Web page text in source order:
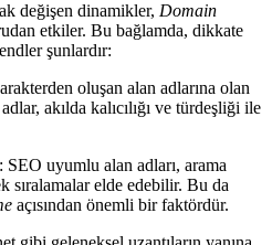
değişen dinamikler, Domain
etkiler. Bu bağlamda, dikkate
şunlardır:
oluşan alan adlarına olan
akılda kalıcılığı ve türdeşliği ile
: SEO uyumlu alan adları, arama
sıralamalar elde edebilir. Bu da
açısından önemli bir faktördür.